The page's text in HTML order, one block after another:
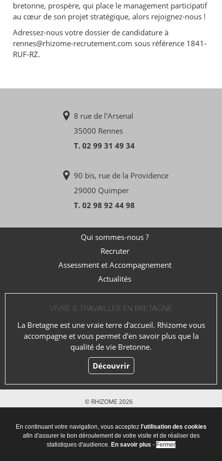
bretonne, prospère, qui place le management participatif
au cœur de son projet stratégique, alors rejoignez-nous !
Adressez-nous votre dossier de candidature à
rennes@rhizome-recrutement.com sous référence 1841-
RUF-RZ.
8 rue de l'Arsenal
35000 Rennes
T. 02 99 31 49 34
90 bis, rue de la Providence
29000 Quimper
T. 02 98 92 44 98
Qui sommes-nous ?
Recruter
Assessment et Accompagnement
Actualités
VIVRE & TRAVAILLER EN BRETAGNE
La Bretagne est une vraie terre d'accueil. Rhizome vous
accompagne et vous permet d'en savoir plus que la
qualité de vie Bretonne.
Découvrir
© RHIZOME 2026
Mentions légales
En continuant votre navigation, vous acceptez l'utilisation des cookies
afin d'assurer le bon déroulement de votre visite et de réaliser des
statistiques d'audience. En savoir plus - Fermer